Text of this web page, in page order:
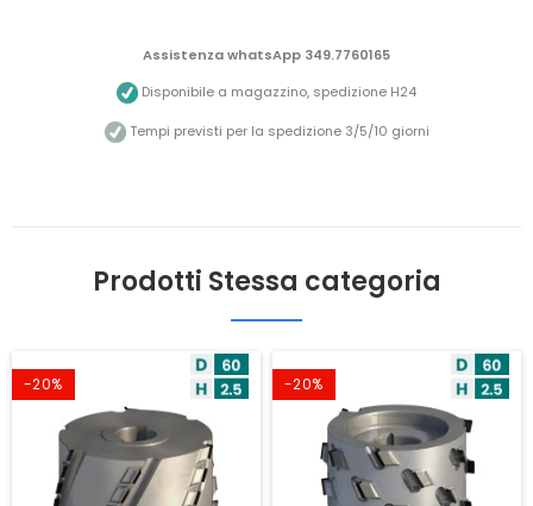
Assistenza whatsApp 349.7760165
Disponibile a magazzino, spedizione H24
Tempi previsti per la spedizione 3/5/10 giorni
Prodotti Stessa categoria
-20% -20%